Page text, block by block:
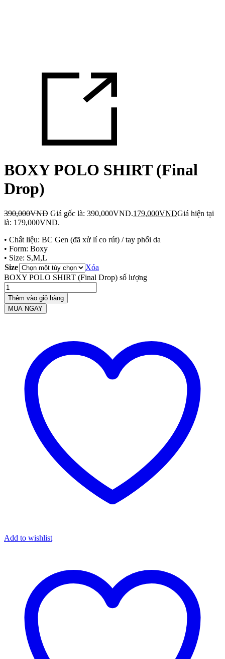
BOXY POLO SHIRT (Final
Drop)
390,000VND Giá gốc là: 390,000VND.179,000VNDGiá hiện tại
là: 179,000VND.
• Chất liệu: BC Gen (đã xử lí co rút) / tay phối da
• Form: Boxy
• Size: S,M,L
Size
Xóa
BOXY POLO SHIRT (Final Drop) số lượng
Thêm vào giỏ hàng
MUA NGAY
Add to wishlist